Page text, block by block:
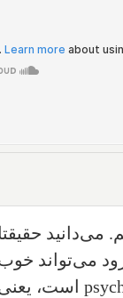
می‌تواند
است،